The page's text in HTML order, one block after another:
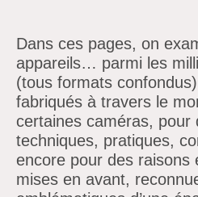
Dans ces pages, on
appareils… parmi les
(tous formats
fabriqués à travers le
certaines caméras, pour
techniques, pratiques,
encore pour des raisons
mises en avant,